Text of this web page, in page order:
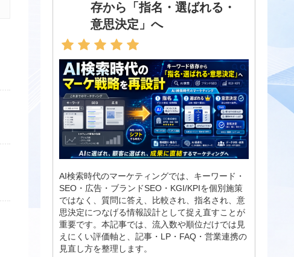
存から「指名・選ばれる・
意思決定」へ
AI検索時代のマーケティングでは、キーワード・
SEO・広告・ブランドSEO・KGI/KPIを個別施策
ではなく、質問に答え、比較され、指名され、意
思決定につなげる情報設計として捉え直すことが
重要です。本記事では、流入数や順位だけでは見
えにくい評価軸と、記事・LP・FAQ・営業連携の
見直し方を整理します。